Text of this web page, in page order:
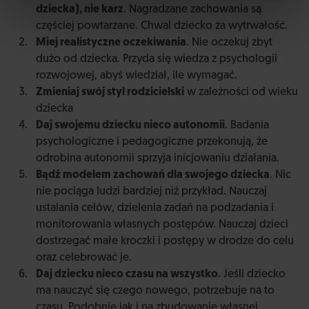
dziecka), nie karz. Nagradzane zachowania są
częściej powtarzane. Chwal dziecko za wytrwałość.
Miej realistyczne oczekiwania. Nie oczekuj zbyt
dużo od dziecka. Przyda się wiedza z psychologii
rozwojowej, abyś wiedział, ile wymagać.
Zmieniaj swój styl rodzicielski w zależności od wieku
dziecka
Daj swojemu dziecku nieco autonomii. Badania
psychologiczne i pedagogiczne przekonują, że
odrobina autonomii sprzyja inicjowaniu działania.
Bądź modelem zachowań dla swojego dziecka. Nic
nie pociąga ludzi bardziej niż przykład. Nauczaj
ustalania celów, dzielenia zadań na podzadania i
monitorowania własnych postępów. Nauczaj dzieci
dostrzegać małe kroczki i postępy w drodze do celu
oraz celebrować je.
Daj dziecku nieco czasu na wszystko. Jeśli dziecko
ma nauczyć się czego nowego, potrzebuje na to